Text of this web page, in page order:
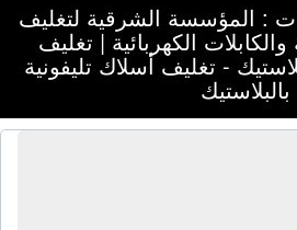
: المؤسسة الشرقية لتغليف
والكابلات الكهربائية | تغليف
- تغليف أسلاك تليفونية
بالبلاستيك